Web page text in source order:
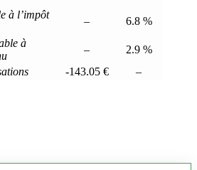
à l’impôt
–
6.8 %
à
–
2.9 %
-143.05 € –